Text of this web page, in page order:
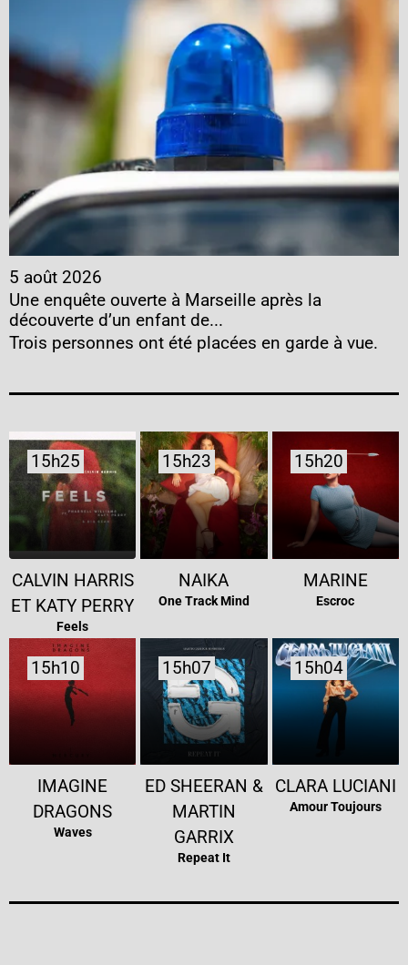
5 août 2026
Une enquête ouverte à Marseille après la
découverte d’un enfant de...
Trois personnes ont été placées en garde à vue.
15h25
15h25
CALVIN HARRIS
ET KATY PERRY
Feels
15h23
15h23
NAIKA
One Track Mind
15h20
15h20
MARINE
Escroc
15h10
15h10
IMAGINE
DRAGONS
Waves
15h07
15h07
ED SHEERAN &
MARTIN
GARRIX
Repeat It
15h04
15h04
CLARA LUCIANI
Amour Toujours